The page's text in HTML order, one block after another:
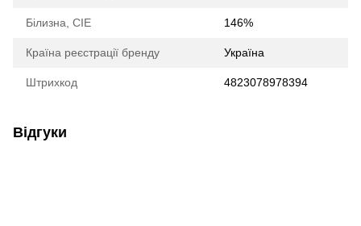
Білизна, CIE 146%
Країна реєстрації бренду Україна
Штрихкод 4823078978394
Відгуки